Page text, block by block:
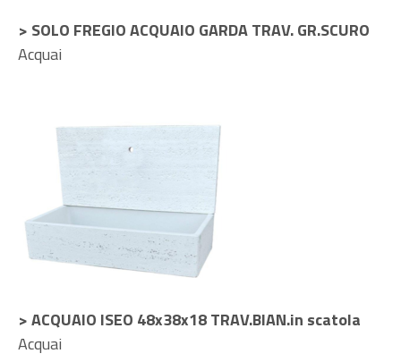
> SOLO FREGIO ACQUAIO GARDA TRAV. GR.SCURO
Acquai
> ACQUAIO ISEO 48x38x18 TRAV.BIAN.in scatola
Acquai